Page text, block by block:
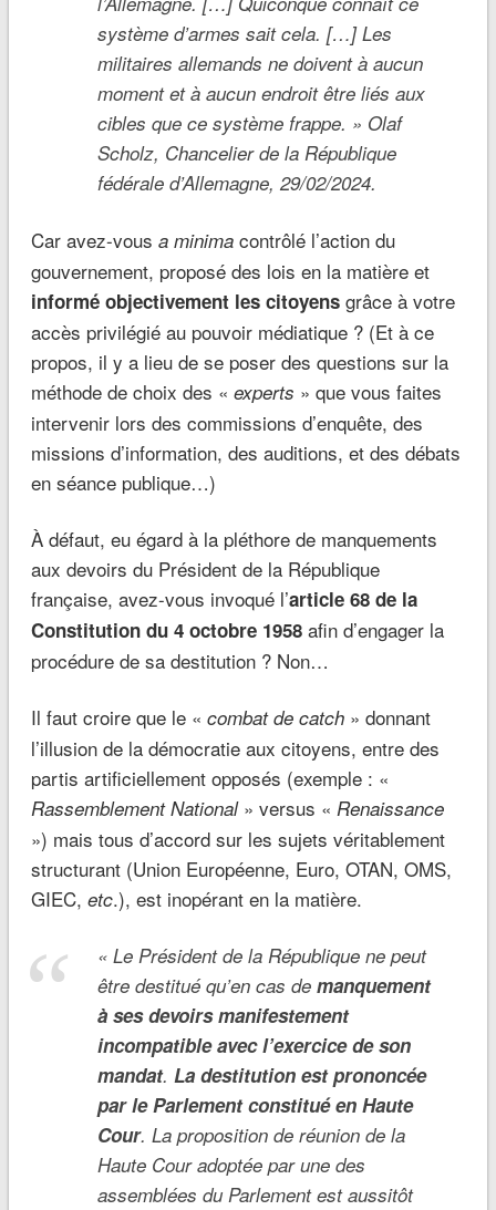
système d’armes sait cela. […] Les
militaires allemands ne doivent à aucun
moment et à aucun endroit être liés aux
cibles que ce système frappe. » Olaf
Scholz, Chancelier de la République
fédérale d’Allemagne, 29/02/2024.
Car avez-vous a minimacontrôlé l’action du
gouvernement, proposé des lois en la matière et
informé objectivement les citoyensgrâce à votre
accès privilégié au pouvoir médiatique ? (Et à ce
propos, il y a lieu de se poser des questions sur la
méthode de choix des « experts » que vous faites
intervenir lors des commissions d’enquête, des
missions d’information, des auditions, et des débats
en séance publique…)
À défaut, eu égard à la pléthore de manquements
aux devoirs du Président de la République
française, avez-vous invoqué l’article 68 de la
Constitution du 4 octobre 1958 afin d’engager la
procédure de sa destitution ? Non…
Il faut croire que le « combat de catch» donnant
l’illusion de la démocratie aux citoyens, entre des
partis artificiellement opposés (exemple : «
Rassemblement National» versus « Renaissance
») mais tous d’accord sur les sujets véritablement
structurant (Union Européenne, Euro, OTAN, OMS,
GIEC, etc.), est inopérant en la matière.
« Le Président de la République ne peut
être destitué qu’en cas de manquement
à ses devoirs manifestement
incompatible avec l’exercice de son
mandat. La destitution est prononcée
par le Parlement constitué en Haute
Cour. La proposition de réunion de la
Haute Cour adoptée par une des
assemblées du Parlement est aussitôt